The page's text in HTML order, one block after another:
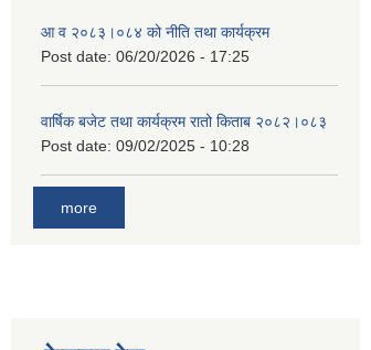
आ व २०८३।०८४ को नीति तथा कार्यक्रम
Post date: 06/20/2026 - 17:25
वार्षिक बजेट तथा कार्यक्रम रातो किताब २०८२।०८३
Post date: 09/02/2025 - 10:28
more